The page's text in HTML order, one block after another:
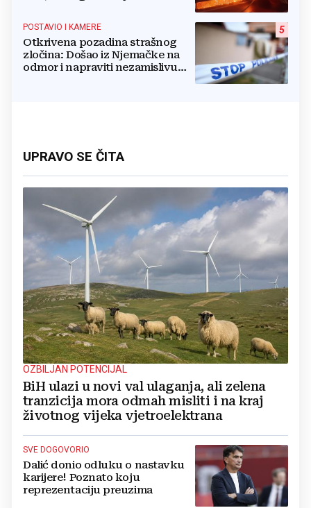
5
POSTAVIO I KAMERE
Otkrivena pozadina strašnog
zločina: Došao iz Njemačke na
odmor i napraviti nezamislivu
UPRAVO SE ČITA
OZBILJAN POTENCIJAL
BiH ulazi u novi val ulaganja, ali zelena
tranzicija mora odmah misliti i na kraj
životnog vijeka vjetroelektrana
SVE DOGOVORIO
Dalić donio odluku o nastavku
karijere! Poznato koju
reprezentaciju preuzima